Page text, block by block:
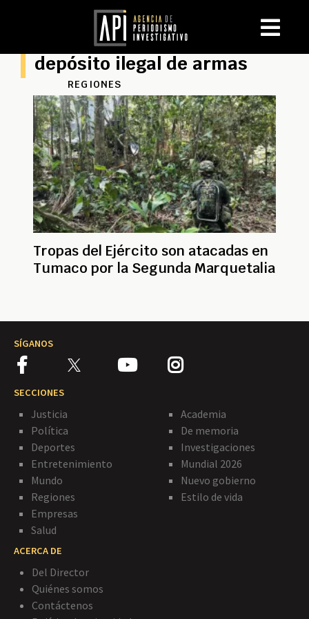
depósito ilegal de armas
REGIONES
Tropas del Ejército son atacadas en
Tumaco por la Segunda Marquetalia
SÍGANOS
SECCIONES
Justicia
Política
Deportes
Entretenimiento
Mundo
Regiones
Empresas
Salud
Academia
De memoria
Investigaciones
Mundial 2026
Nuevo gobierno
Estilo de vida
ACERCA DE
Del Director
Quiénes somos
Contáctenos